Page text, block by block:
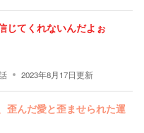
じてくれないんだよぉ
2023年8月17日更新
歪んだ愛と歪ませられた運